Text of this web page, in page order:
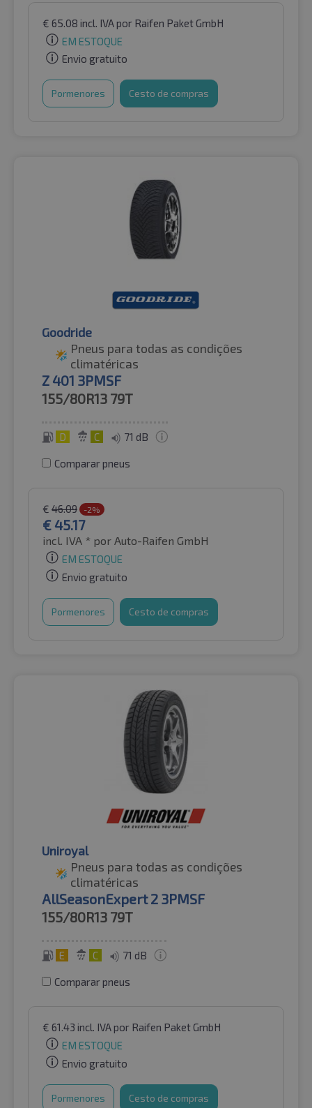
€ 65.08 incl. IVApor Raifen Paket GmbH
EM ESTOQUE
Envio gratuito
Pormenores Cesto de compras
Goodride
Pneus para todas as condições
climatéricas
Z 401 3PMSF
155/80R13 79T
D C 71 dB
Comparar pneus
€ 46.09 -2%
€ 45.17
incl. IVA * por Auto-Raifen GmbH
EM ESTOQUE
Envio gratuito
Pormenores Cesto de compras
Uniroyal
Pneus para todas as condições
climatéricas
AllSeasonExpert 2 3PMSF
155/80R13 79T
E C 71 dB
Comparar pneus
€ 61.43 incl. IVApor Raifen Paket GmbH
EM ESTOQUE
Envio gratuito
Pormenores Cesto de compras